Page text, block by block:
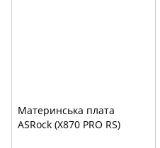
Материнська плата
ASRock (X870 PRO RS)